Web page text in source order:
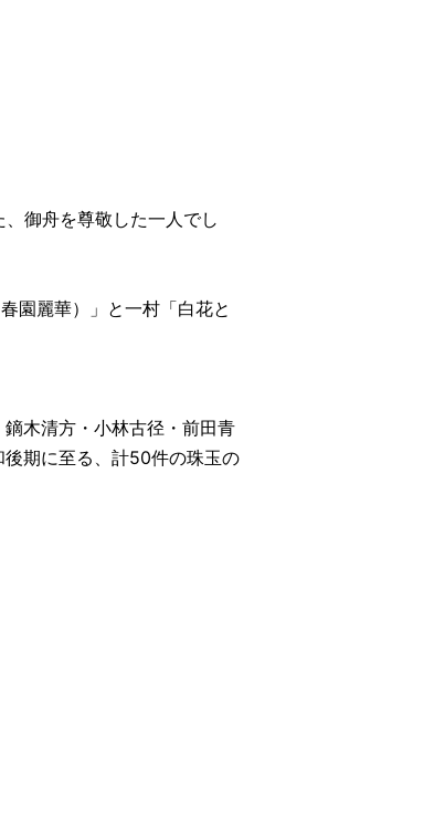
御舟を尊敬した一人でし
園麗華）」と一村「白花と
木清方・小林古径・前田青
期に至る、計50件の珠玉の